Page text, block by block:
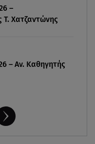
–
Χατζαντώνης
– Αν. Καθηγητής